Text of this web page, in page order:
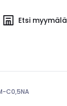
Etsi myymälä
C0,5NA